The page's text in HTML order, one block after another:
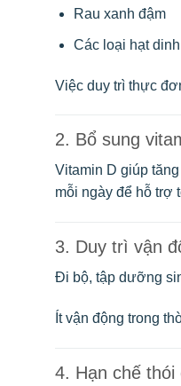
Rau xanh đậm
Các loại hạt
Việc duy trì thực
2. Bổ sung
Vitamin D giúp
mỗi ngày để hỗ trợ
3. Duy trì vận
Đi bộ, tập dưỡng
Ít vận động trong
4. Hạn chế